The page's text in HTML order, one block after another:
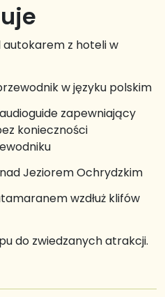
z hoteli w
w języku polskim
zapewniający
konieczności
Jeziorem Ochrydzkim
wzdłuż klifów
do zwiedzanych atrakcji.